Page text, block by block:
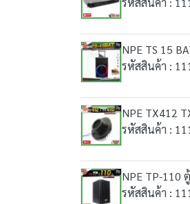
NPE TS 15
รหัสสินค้า :
NPE TX412
รหัสสินค้า :
NPE TP-110
รหัสสินค้า :